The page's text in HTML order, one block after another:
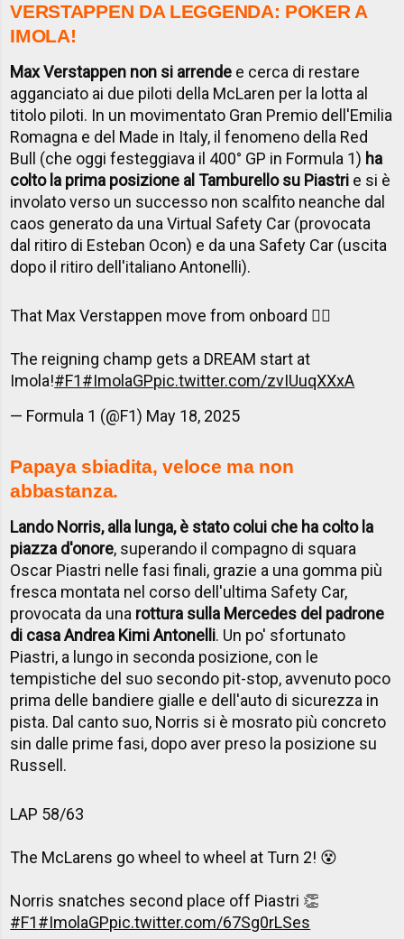
VERSTAPPEN DA LEGGENDA: POKER A
IMOLA!
Max Verstappen non si arrende e cerca di restare
agganciato ai due piloti della McLaren per la lotta al
titolo piloti. In un movimentato Gran Premio dell'Emilia
Romagna e del Made in Italy, il fenomeno della Red
Bull (che oggi festeggiava il 400° GP in Formula 1) ha
colto la prima posizione al Tamburello su Piastri e si è
involato verso un successo non scalfito neanche dal
caos generato da una Virtual Safety Car (provocata
dal ritiro di Esteban Ocon) e da una Safety Car (uscita
dopo il ritiro dell'italiano Antonelli).
That Max Verstappen move from onboard 😮‍💨
The reigning champ gets a DREAM start at
Imola!#F1#ImolaGPpic.twitter.com/zvIUuqXXxA
— Formula 1 (@F1) May 18, 2025
Papaya sbiadita, veloce ma non
abbastanza.
Lando Norris, alla lunga, è stato colui che ha colto la
piazza d'onore, superando il compagno di squara
Oscar Piastri nelle fasi finali, grazie a una gomma più
fresca montata nel corso dell'ultima Safety Car,
provocata da una rottura sulla Mercedes del padrone
di casa Andrea Kimi Antonelli. Un po' sfortunato
Piastri, a lungo in seconda posizione, con le
tempistiche del suo secondo pit-stop, avvenuto poco
prima delle bandiere gialle e dell'auto di sicurezza in
pista. Dal canto suo, Norris si è mosrato più concreto
sin dalle prime fasi, dopo aver preso la posizione su
Russell.
LAP 58/63
The McLarens go wheel to wheel at Turn 2! 😵
Norris snatches second place off Piastri 👏
#F1#ImolaGPpic.twitter.com/67Sg0rLSes